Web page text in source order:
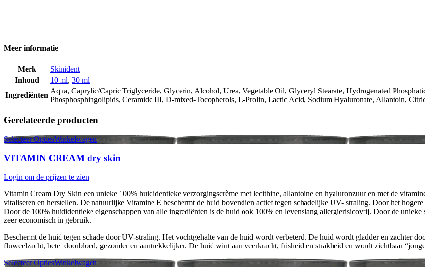
Meer informatie
Merk
Skinident
Inhoud
10 ml, 30 ml
Ingrediënten
Aqua, Caprylic/Capric Triglyceride, Glycerin, Alcohol, Urea, Vegetable Oil, Glyceryl Stearate, Hydrogenated
Phosphosphingolipids, Ceramide III, D-mixed-Tocopherols, L-Prolin, Lactic Acid, Sodium Hyaluronate, Allantoin,
Gerelateerde producten
Selecteer OptiesWinkelwagen
VITAMIN CREAM dry skin
Login om de prijzen te zien
Vitamin Cream Dry Skin een unieke 100% huididentieke verzorgingscrème met lecithine, allantoine en hyaluronzuur en met de
vitaliseren en herstellen. De natuurlijke Vitamine E beschermt de huid bovendien actief tegen schadelijke UV- straling. Door het
Door de 100% huididentieke eigenschappen van alle ingrediënten is de huid ook 100% en levenslang allergierisicovrij. Door de
zeer economisch in gebruik.
Beschermt de huid tegen schade door UV-straling. Het vochtgehalte van de huid wordt verbeterd. De huid wordt gladder en zachter
fluweelzacht, beter doorbloed, gezonder en aantrekkelijker. De huid wint aan veerkracht, frisheid en strakheid en wordt zichtbaar
Selecteer OptiesWinkelwagen